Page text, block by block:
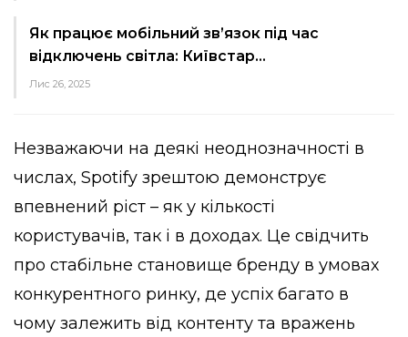
Як працює мобільний зв’язок під час
відключень світла: Київстар…
Лис 26, 2025
Незважаючи на деякі неоднозначності в
числах, Spotify зрештою демонструє
впевнений ріст – як у кількості
користувачів, так і в доходах. Це свідчить
про стабільне становище бренду в умовах
конкурентного ринку, де успіх багато в
чому залежить від контенту та вражень